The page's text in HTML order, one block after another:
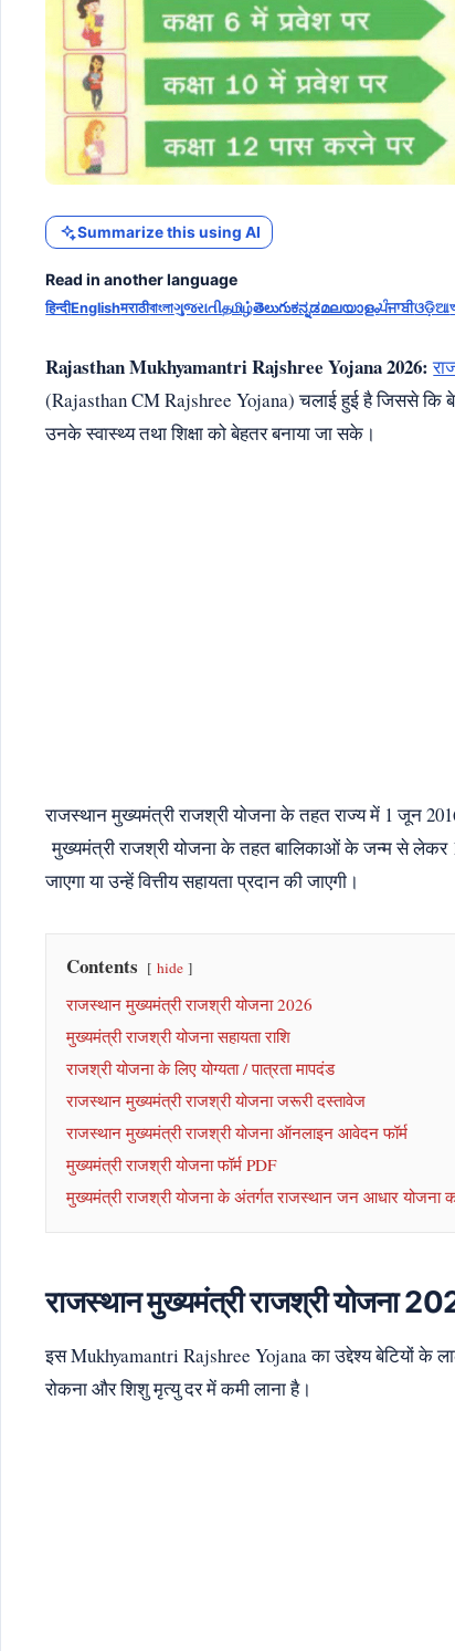
Summarize this using AI
Read in another language
हिन्दीEnglishमराठीবাংলাગુજરાતીதமிழ்తెలుగుಕನ್ನಡമലയാളംਪੰਜਾਬੀଓଡ଼ିଆ
Rajasthan Mukhyamantri Rajshree Yojana 2026:
(Rajasthan CM Rajshree Yojana) चलाई हुई है जिससे कि
उनके स्वास्थ्य तथा शिक्षा को बेहतर बनाया जा सके।
राजस्थान मुख्यमंत्री राजश्री योजना के तहत राज्य में 1 जून
मुख्यमंत्री राजश्री योजना के तहत बालिकाओं के जन्म से लेकर
जाएगा या उन्हें वित्तीय सहायता प्रदान की जाएगी।
Contents hide
राजस्थान मुख्यमंत्री राजश्री योजना 2026
मुख्यमंत्री राजश्री योजना सहायता राशि
राजश्री योजना के लिए योग्यता / पात्रता मापदंड
राजस्थान मुख्यमंत्री राजश्री योजना जरूरी दस्तावेज
राजस्थान मुख्यमंत्री राजश्री योजना ऑनलाइन आवेदन फॉर्म
मुख्यमंत्री राजश्री योजना फॉर्म PDF
मुख्यमंत्री राजश्री योजना के अंतर्गत राजस्थान जन आधार
राजस्थान मुख्यमंत्री राजश्री योजना
इस Mukhyamantri Rajshree Yojana का उद्देश्य बेटियों के
रोकना और शिशु मृत्यु दर में कमी लाना है।